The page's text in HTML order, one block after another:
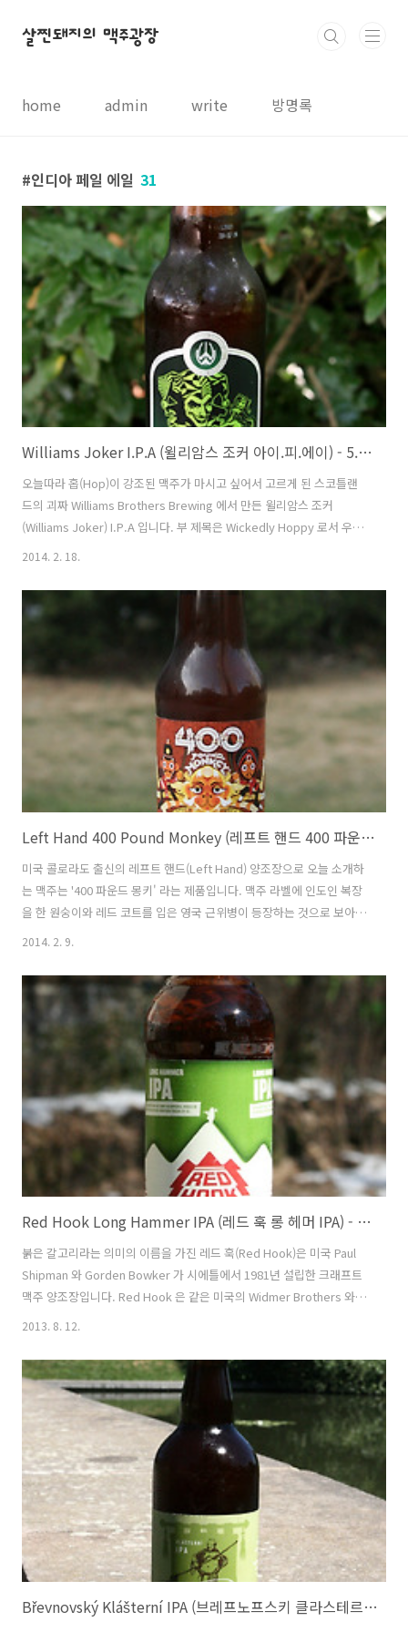
살찐돼지의 맥주광장
home admin write 방명록
인디아 페일 에일 31
Williams Joker I.P.A (윌리암스 조커 아이.피.에이) - 5.0%
오늘따라 홉(Hop)이 강조된 맥주가 마시고 싶어서 고르게 된 스코틀랜
드의 괴짜 Williams Brothers Brewing 에서 만든 윌리암스 조커
(Williams Joker) I.P.A 입니다. 부 제목은 Wickedly Hoppy 로서 우리
말로 해석해보자면 심술궃은 or 장난기있는 Hoppy(홉이 맥주에서 강조
커(Joker)가 그려진 듯 한데, 맥주에서 홉의 맛이 장난기 있다는 말이 어
떤 의미로 쓰인 건지 살펴보도록 하겠습니다. - 블로그에 리뷰된
Williams Brothers Brewing 의 맥주들 - Fraoch Heather Ale
(Fraoch 헤더 에일) - 5.0% - 2010.10.25 Fraoch 20th An..
2014. 2. 18.
Left Hand 400 Pound Monkey (레프트 핸드 400 파운드 몽키) - 7.0%
미국 콜로라도 출신의 레프트 핸드(Left Hand) 양조장으로 오늘 소개하
는 맥주는 '400 파운드 몽키' 라는 제품입니다. 맥주 라벨에 인도인 복장
을 한 원숭이와 레드 코트를 입은 영국 근위병이 등장하는 것으로 보아서
는 '400 파운드 몽키'는 영국과 관련된 스타일의 맥주라는 짐작을 가능케
고려해 약하게 만들어낸 요즘 영국 IPA 가 아닌 양조가 스스로의 매니아
적 취향을 바탕으로 만든 IPA 입니다. - 블로그에 리뷰된 레프트 핸드
(Left Hand)의 맥주 - Left Hand Milk Stout (레프트 핸드 밀크 스타우
트) - 6.0% - 2013.09.08 400 Pound Monkey 는 레프트 핸드 양조장..
2014. 2. 9.
Red Hook Long Hammer IPA (레드 훅 롱 헤머 IPA) - 6.2%
붉은 갈고리라는 의미의 이름을 가진 레드 훅(Red Hook)은 미국 Paul
Shipman 와 Gorden Bowker 가 시에틀에서 1981년 설립한 크래프트
맥주 양조장입니다. Red Hook 은 같은 미국의 Widmer Brothers 와
함께 2007년 Craft Beer Aliance 를 결성하여 동지가 되었고, 2008년
Hook)의 맥주는 미국 48개주에 보급되고 있습니다. 최근에 국내에 소개
된 Kona Brewing Company 도 2010년부로 Red Hook, Widmer 와
함께 Craft Beer Aliance 의 일원이 되었죠. 국내에서는 듣보잡 양조장
이지만 미국의 48개주에 보급되는 사실은 레드 훅(Red H..
2013. 8. 12.
Břevnovský Klášterní IPA (브레프노프스키 클라스테르니 IPA) - 6.5%